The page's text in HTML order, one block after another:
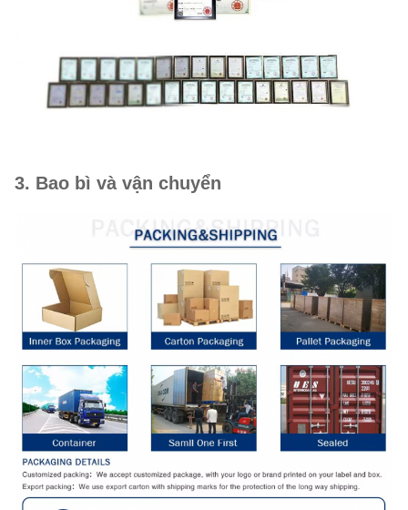
3. Bao bì và vận chuyển